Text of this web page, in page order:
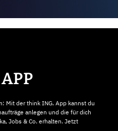
Mit der think ING. App kannst du
anlegen und die für dich
Jobs & Co. erhalten. Jetzt